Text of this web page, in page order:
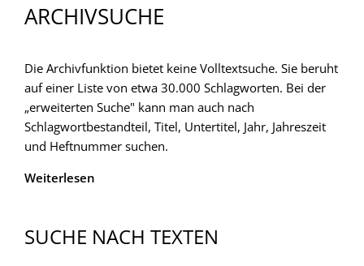
ARCHIVSUCHE
Die Archivfunktion bietet keine Volltextsuche. Sie beruht
auf einer Liste von etwa 30.000 Schlagworten. Bei der
„erweiterten Suche" kann man auch nach
Schlagwortbestandteil, Titel, Untertitel, Jahr, Jahreszeit
und Heftnummer suchen.
Weiterlesen
SUCHE NACH TEXTEN